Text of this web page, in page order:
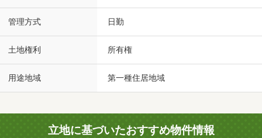
管理方式 日勤
土地権利 所有権
用途地域 第一種住居地域
立地に基づいたおすすめ物件情報